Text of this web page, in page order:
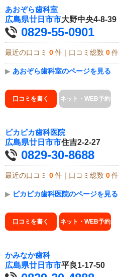
あおぞら歯科室
広島県廿日市市大野中央4-8-39
0829-55-0901
最近の口コミ 0 件｜口コミ総数 0 件
▶ あおぞら歯科室のページを見る
口コミを書く ネット・WEB予約
ピカピカ歯科医院
広島県廿日市市住吉2-2-27
0829-30-8688
最近の口コミ 0 件｜口コミ総数 0 件
▶ ピカピカ歯科医院のページを見る
口コミを書く ネット・WEB予約
かみなか歯科
広島県廿日市市平良1-17-50